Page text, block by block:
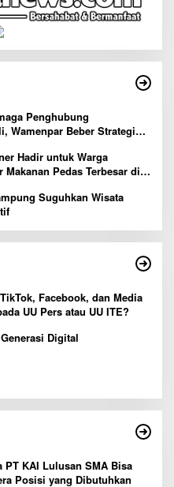
Penghubung
Wamenpar Beber Strategi
Hadir untuk Warga
Makanan Pedas Terbesar di
Suguhkan Wisata
Facebook, dan Media
UU Pers atau UU ITE?
Digital
PT KAI Lulusan SMA Bisa
Posisi yang Dibutuhkan